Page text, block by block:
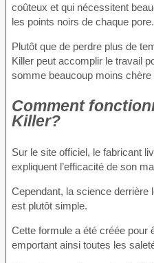
coûteux et qui nécessitent
les points noirs de chaque pore.
Plutôt que de perdre plus de
Killer peut accomplir le travail
somme beaucoup moins
Comment
Killer?
Sur le site officiel, le fabricant
expliquent l’efficacité de son
Cependant, la science derrière
est plutôt simple.
Cette formule a été créée pour
emportant ainsi toutes les